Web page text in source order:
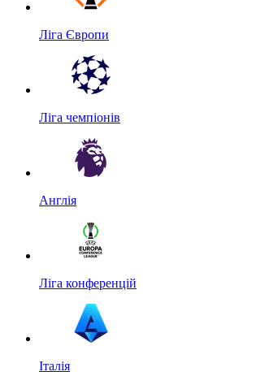
Ліга Європи
Ліга чемпіонів
Англія
Ліга конференцій
Італія